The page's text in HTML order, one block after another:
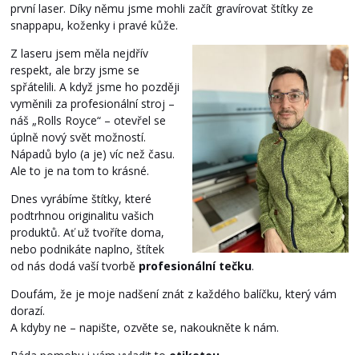
první laser. Díky němu jsme mohli začít gravírovat štítky ze
snappapu, koženky i pravé kůže.
Z laseru jsem měla nejdřív
respekt, ale brzy jsme se
spřátelili. A když jsme ho později
vyměnili za profesionální stroj –
náš „Rolls Royce“ – otevřel se
úplně nový svět možností.
Nápadů bylo (a je) víc než času.
Ale to je na tom to krásné.
Dnes vyrábíme štítky, které
podtrhnou originalitu vašich
produktů. Ať už tvoříte doma,
nebo podnikáte naplno, štítek
od nás dodá vaší tvorbě profesionální tečku.
Doufám, že je moje nadšení znát z každého balíčku, který vám
dorazí.
A kdyby ne – napište, ozvěte se, nakoukněte k nám.